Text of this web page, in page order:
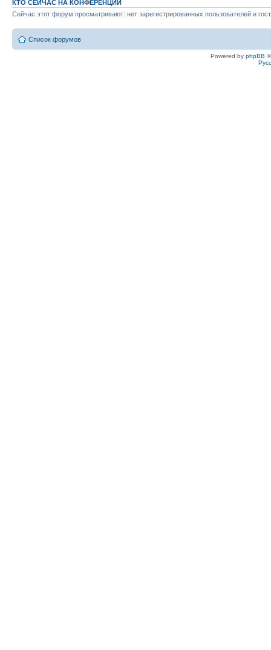
КТО СЕЙЧАС НА КОНФЕРЕНЦИИ
Сейчас этот форум просматривают: нет зарегистрированных пользователей и
Список форумов
Powered by phpBB